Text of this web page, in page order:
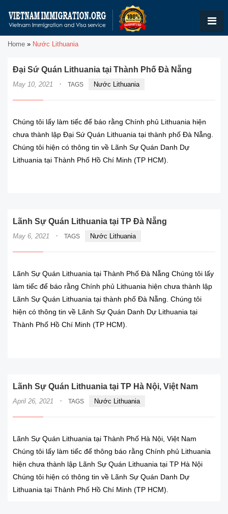
Home » Nước Lithuania
Đại Sứ Quán Lithuania tại Thành Phố Đà Nẵng
May 10, 2021 · TAGS Nước Lithuania
Chúng tôi lấy làm tiếc để báo rằng Chính phủ Lithuania hiện
chưa thành lập Đại Sứ Quán Lithuania tại thành phố Đà Nẵng.
Chúng tôi hiện có thông tin về Lãnh Sự Quán Danh Dự
Lithuania tại Thành Phố Hồ Chí Minh (TP HCM).
Lãnh Sự Quán Lithuania tại TP Đà Nẵng
May 6, 2021 · TAGS Nước Lithuania
Lãnh Sự Quán Lithuania tại Thành Phố Đà Nẵng Chúng tôi lấy
làm tiếc để báo rằng Chính phủ Lithuania hiện chưa thành lập
Lãnh Sự Quán Lithuania tại thành phố Đà Nẵng. Chúng tôi
hiện có thông tin về Lãnh Sự Quán Danh Dự Lithuania tại
Thành Phố Hồ Chí Minh (TP HCM).
Lãnh Sự Quán Lithuania tại TP Hà Nội, Việt Nam
April 26, 2021 · TAGS Nước Lithuania
Lãnh Sự Quán Lithuania tại Thành Phố Hà Nội, Việt Nam
Chúng tôi lấy làm tiếc để thông báo rằng Chính phủ Lithuania
hiện chưa thành lập Lãnh Sự Quán Lithuania tại TP Hà Nội
Chúng tôi hiện có thông tin về Lãnh Sự Quán Danh Dự
Lithuania tại Thành Phố Hồ Chí Minh (TP HCM).